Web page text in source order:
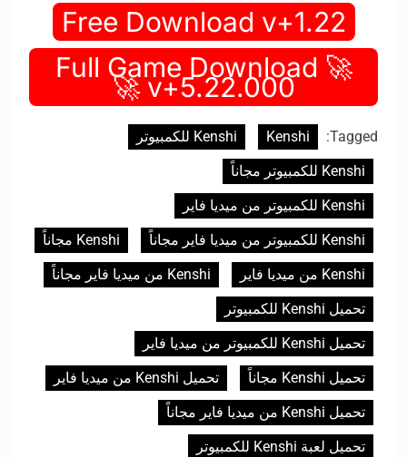
Free Download v+1.22
🚀 Full Game Download
v+5.22.000 🚀
Tagged:
Kenshi
Kenshi للكمبيوتر
Kenshi للكمبيوتر مجاناً
Kenshi للكمبيوتر من ميديا فاير
Kenshi للكمبيوتر من ميديا فاير مجاناً
Kenshi مجاناً
Kenshi من ميديا فاير
Kenshi من ميديا فاير مجاناً
تحميل Kenshi للكمبيوتر
تحميل Kenshi للكمبيوتر من ميديا فاير
تحميل Kenshi مجاناً
تحميل Kenshi من ميديا فاير
تحميل Kenshi من ميديا فاير مجاناً
تحميل لعبة Kenshi للكمبيوتر